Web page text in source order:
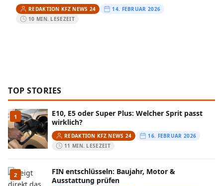
Verschleiß, sondern Teil des Motorbetriebs. Dennoch
sorgt das Thema Ölverbrauch bei modernen Motoren…
REDAKTION KFZ NEWS 24
14. FEBRUAR 2026
10 MIN. LESEZEIT
TOP STORIES
1
E10, E5 oder Super Plus: Welcher Sprit passt
wirklich?
REDAKTION KFZ NEWS 24
16. FEBRUAR 2026
11 MIN. LESEZEIT
2
FIN entschlüsseln: Baujahr, Motor &
Ausstattung prüfen